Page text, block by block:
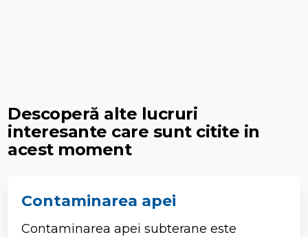
Descoperă alte lucruri
interesante care sunt citite in
acest moment
Contaminarea apei
Contaminarea apei subterane este